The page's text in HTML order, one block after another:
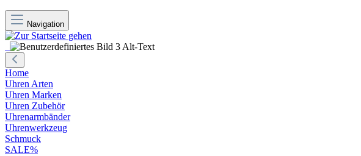
Navigation
Home
Uhren Arten
Uhren Marken
Uhren Zubehör
Uhrenarmbänder
Uhrenwerkzeug
Schmuck
SALE%